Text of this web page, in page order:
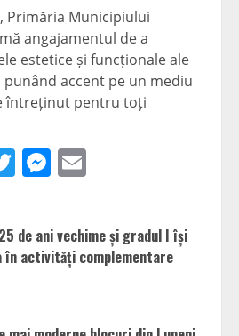
Primăria Municipiului
angajamentul de a
estetice și funcționale ale
accent pe un mediu
întreținut pentru toți
TwitterMessenger
de ani vechime și gradul I își
activități complementare